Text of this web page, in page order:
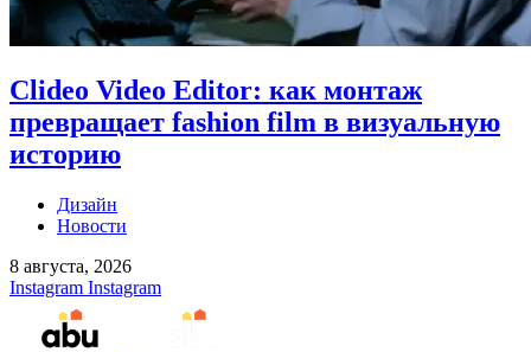
Clideo Video Editor: как монтаж
превращает fashion film в визуальную
историю
Дизайн
Новости
8 августа, 2026
Instagram Instagram